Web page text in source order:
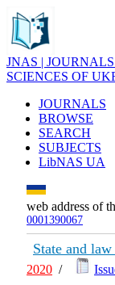
JNAS |
SCIENCES OF
JOURNALS
BROWSE
SEARCH
SUBJECTS
LibNAS UA
web address of
0001390067
State and
2020 /